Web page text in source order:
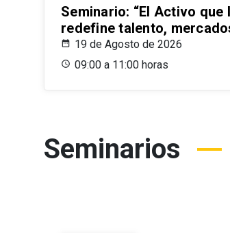
Seminario: “El Activo
redefine talento,
19 de Agosto de 2026
09:00 a 11:00 horas
Seminarios